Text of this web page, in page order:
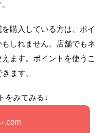
購入している方は、ポイ
しれません。店舗でもネ
ます。ポイントを使うこ
ます。
をみてみる↓
.com